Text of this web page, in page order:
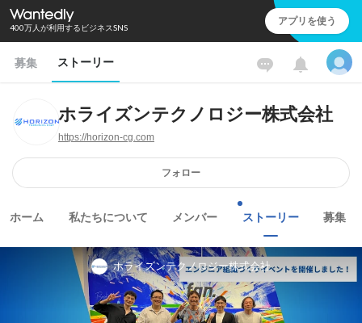
400万人が利用するビジネスSNS アプリを使う
募集 ストーリー
ホライズンテクノロジー株式会社
https://horizon-cg.com
フォロー
ホーム 私たちについて メンバー ストーリー 募集
ホライズンテクノロジー株式会社